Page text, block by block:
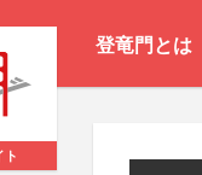
登竜門とは
ト